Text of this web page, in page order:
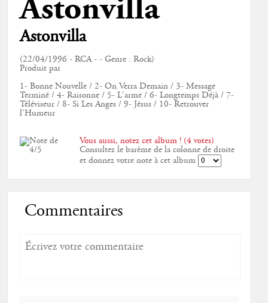
Astonvilla
Astonvilla
(22/04/1996 - RCA - - Genre : Rock)
Produit par
1- Bonne Nouvelle / 2- On Verra Demain / 3- Message
Terminé / 4- Raisonne / 5- L'arme / 6- Longtemps Déjà / 7-
Téléviseur / 8- Si Les Anges / 9- Jésus / 10- Retrouver
l'Humeur
Vous aussi, notez cet album ! (4 votes)
Consultez le barème de la colonne de droite
et donnez votre note à cet album
Commentaires